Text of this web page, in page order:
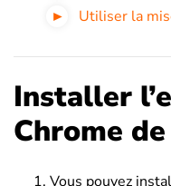
Utiliser la
Installer
Chrome
Vous pouvez